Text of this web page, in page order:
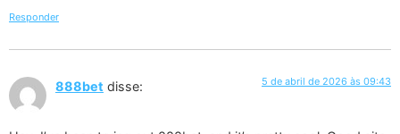
Responder
888bet disse: 5 de abril de 2026 às 09:43